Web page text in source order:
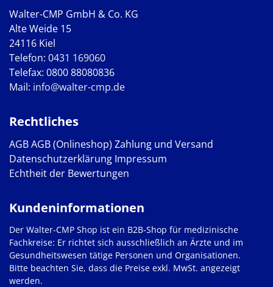
Walter-CMP GmbH & Co. KG
Alte Weide 15
24116 Kiel
Telefon: 0431 169060
Telefax: 0800 88080836
Mail: info@walter-cmp.de
Rechtliches
AGBAGB (Onlineshop) Zahlung und Versand
Datenschutzerklärung Impressum
Echtheit der Bewertungen
Kundeninformationen
Der Walter-CMP Shop ist ein B2B-Shop für medizinische
Fachkreise: Er richtet sich ausschließlich an Ärzte und im
Gesundheitswesen tätige Personen und Organisationen.
Bitte beachten Sie, dass die Preise exkl. MwSt. angezeigt
werden.